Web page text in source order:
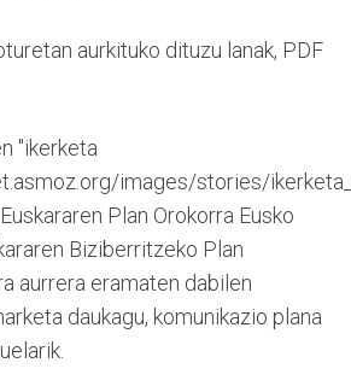
aurkituko dituzu lanak, PDF
"ikerketa
images/stories/
Plan Orokorra Eusko
Biziberritzeko Plan
aurrera eramaten dabilen
daukagu, komunikazio plana